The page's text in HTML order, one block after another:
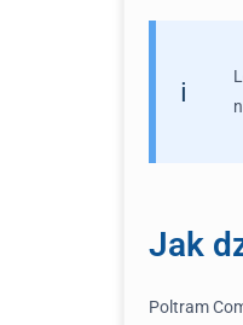
Jak
Poltram